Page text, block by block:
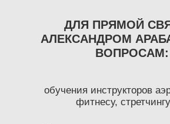
ДЛЯ ПРЯМОЙ
АЛЕКСАНДРОМ
ВОПРОСАМ:
обучения инструкторов
фитнесу,